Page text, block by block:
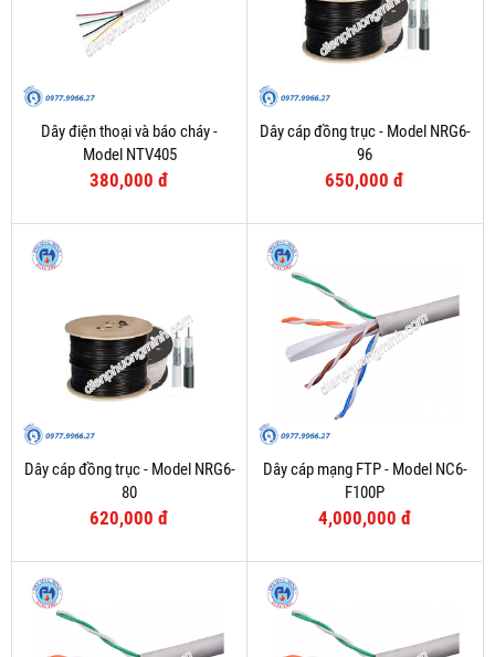
Dây điện thoại và báo cháy -
Model NTV405
380,000 đ
Dây cáp đồng trục - Model NRG6-
96
650,000 đ
Dây cáp đồng trục - Model NRG6-
80
620,000 đ
Dây cáp mạng FTP - Model NC6-
F100P
4,000,000 đ